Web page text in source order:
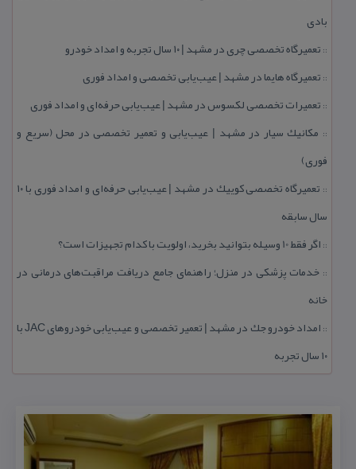
بادی
:: تعمیرگاه تخصصی چری در مشهد | ۱۰ سال تجربه و امداد خودرو
:: تعمیرگاه هایما در مشهد | عیب‌یابی تخصصی و امداد فوری
:: تعمیرات تخصصی لكسوس در مشهد | عیب‌یابی حرفه‌ای و امداد فوری
:: مكانیك سیار در مشهد | عیب‌یابی و تعمیر تخصصی در محل (سریع و
فوری)
::
تعمیرگاه تخصصی كوییك در مشهد | عیب‌یابی حرفه‌ای و امداد فوری با ۱۰
سال سابقه
:: اگر فقط 10 وسیله بتوانید بخرید، اولویت با كدام تجهیزات است؟
:: خدمات پزشكی در منزل؛ راهنمای جامع دریافت مراقبت‌های درمانی در
خانه
::
امداد خودرو جك در مشهد | تعمیر تخصصی و عیب‌یابی خودروهای JAC با
۱۰ سال تجربه